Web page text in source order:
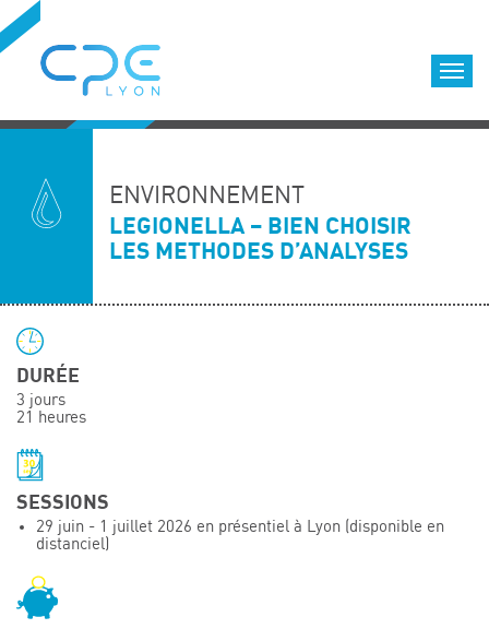
Formations diplômantes
Infos pratiques
Événements
Symposium on Chain Transfer Catalysis for
ENVIRONNEMENT
LEGIONELLA – BIEN CHOISIR
LES METHODES D’ANALYSES
DURÉE
3 jours
21 heures
SESSIONS
29 juin - 1 juillet 2026 en présentiel à Lyon (disponible en
distanciel)
Cookies management panel